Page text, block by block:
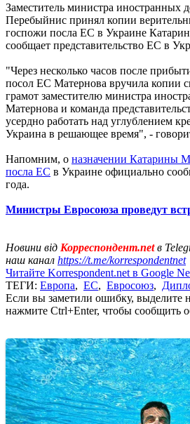
Заместитель министра иностранных
Перебыйнис принял копии
госпожи посла ЕС в Украине
сообщает представительство ЕС в
"Через несколько часов после
посол ЕС Матернова вручила копии
грамот заместителю министра
Матернова и команда
усердно работать над углублением
Украина в решающее время", -
Напомним, о назначении Катарины
посла ЕС в Украине официально
года.
Министры Евросоюза проведут
Новини від Корреспондент.netв
наш канал https://t.me/korrespondentnet
Читайте Korrespondent.net в Google
ТЕГИ: Европа, ЕС, Евросоюз,
Если вы заметили ошибку, выделите
нажмите Ctrl+Enter, чтобы сообщить